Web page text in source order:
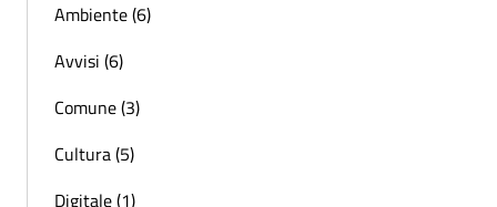
Ambiente (6)
Avvisi (6)
Comune (3)
Cultura (5)
Digitale (1)